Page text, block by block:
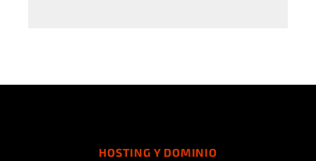
HOSTING Y DOMINIO